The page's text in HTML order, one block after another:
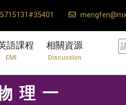
語課程
EMI
相關資源
Discussion
理一